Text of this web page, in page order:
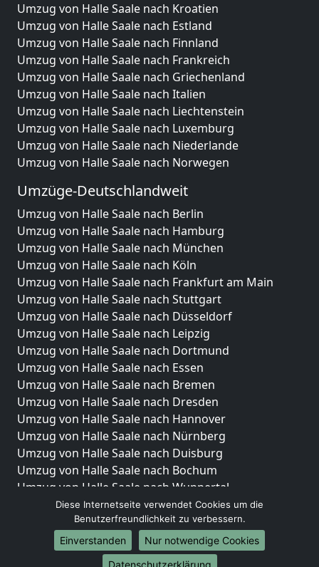
Umzug von Halle Saale nach Kroatien
Umzug von Halle Saale nach Estland
Umzug von Halle Saale nach Finnland
Umzug von Halle Saale nach Frankreich
Umzug von Halle Saale nach Griechenland
Umzug von Halle Saale nach Italien
Umzug von Halle Saale nach Liechtenstein
Umzug von Halle Saale nach Luxemburg
Umzug von Halle Saale nach Niederlande
Umzug von Halle Saale nach Norwegen
Umzüge-Deutschlandweit
Umzug von Halle Saale nach Berlin
Umzug von Halle Saale nach Hamburg
Umzug von Halle Saale nach München
Umzug von Halle Saale nach Köln
Umzug von Halle Saale nach Frankfurt am Main
Umzug von Halle Saale nach Stuttgart
Umzug von Halle Saale nach Düsseldorf
Umzug von Halle Saale nach Leipzig
Umzug von Halle Saale nach Dortmund
Umzug von Halle Saale nach Essen
Umzug von Halle Saale nach Bremen
Umzug von Halle Saale nach Dresden
Umzug von Halle Saale nach Hannover
Umzug von Halle Saale nach Nürnberg
Umzug von Halle Saale nach Duisburg
Umzug von Halle Saale nach Bochum
Umzug von Halle Saale nach Wuppertal
Umzug von Halle Saale nach Bielefeld
Umzug von Halle Saale nach Bonn
Umzug von Halle Saale nach Münster
Diese Internetseite verwendet Cookies um die
Benutzerfreundlichkeit zu verbessern.
Einverstanden
Nur notwendige Cookies
Datenschutzerklärung